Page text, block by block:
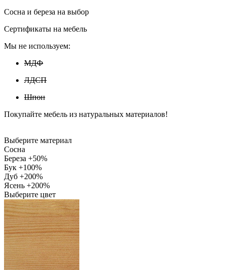
Сосна и береза на выбор
Сертификаты на мебель
Мы не используем:
МДФ
ЛДСП
Шпон
Покупайте мебель из натуральных материалов!
Выберите материал
Сосна
Береза +50%
Бук +100%
Дуб +200%
Ясень +200%
Выберите цвет